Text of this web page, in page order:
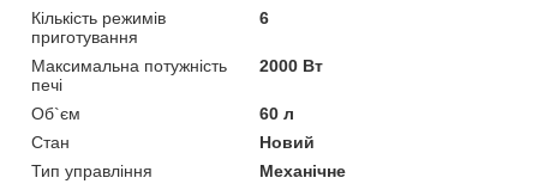
Кількість режимів
приготування
6
Максимальна потужність
печі
2000 Вт
Об`єм
60 л
Стан
Новий
Тип управління
Механічне